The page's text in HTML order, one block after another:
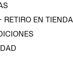
EN TIENDA